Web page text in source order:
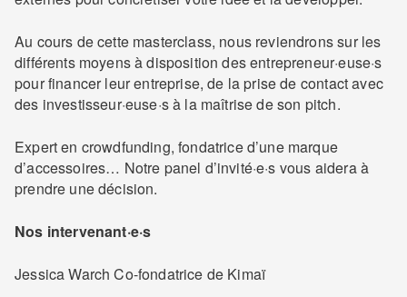
Au cours de cette masterclass, nous reviendrons sur les
différents moyens à disposition des entrepreneur·euse·s
pour financer leur entreprise, de la prise de contact avec
des investisseur·euse·s à la maîtrise de son pitch.
Expert en crowdfunding, fondatrice d’une marque
d’accessoires… Notre panel d’invité·e·s vous aidera à
prendre une décision.
Nos intervenant·e·s
Jessica Warch Co-fondatrice de Kimaï